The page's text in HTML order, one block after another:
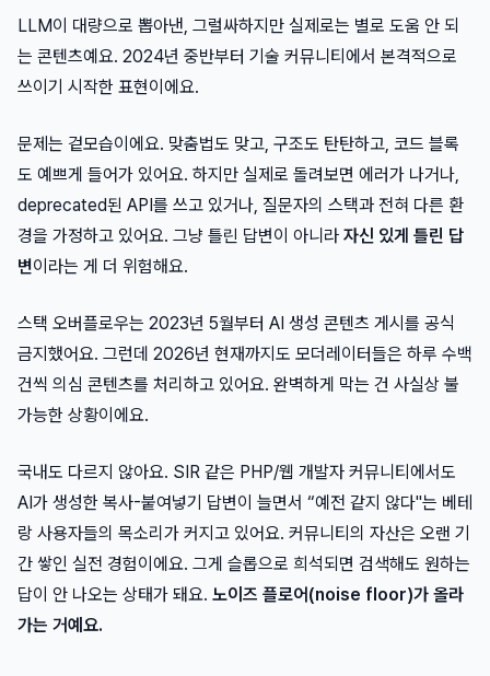
LLM이 대량으로 뽑아낸, 그럴싸하지만 실제로는 별로 도움 안 되
는 콘텐츠예요. 2024년 중반부터 기술 커뮤니티에서 본격적으로
쓰이기 시작한 표현이에요.
문제는 겉모습이에요. 맞춤법도 맞고, 구조도 탄탄하고, 코드 블록
도 예쁘게 들어가 있어요. 하지만 실제로 돌려보면 에러가 나거나,
deprecated된 API를 쓰고 있거나, 질문자의 스택과 전혀 다른 환
경을 가정하고 있어요. 그냥 틀린 답변이 아니라 자신 있게 틀린 답
변이라는 게 더 위험해요.
스택 오버플로우는 2023년 5월부터 AI 생성 콘텐츠 게시를 공식
금지했어요. 그런데 2026년 현재까지도 모더레이터들은 하루 수백
건씩 의심 콘텐츠를 처리하고 있어요. 완벽하게 막는 건 사실상 불
가능한 상황이에요.
국내도 다르지 않아요. SIR 같은 PHP/웹 개발자 커뮤니티에서도
AI가 생성한 복사-붙여넣기 답변이 늘면서 “예전 같지 않다"는 베테
랑 사용자들의 목소리가 커지고 있어요. 커뮤니티의 자산은 오랜 기
간 쌓인 실전 경험이에요. 그게 슬롭으로 희석되면 검색해도 원하는
답이 안 나오는 상태가 돼요. 노이즈 플로어(noise floor)가 올라
가는 거예요.